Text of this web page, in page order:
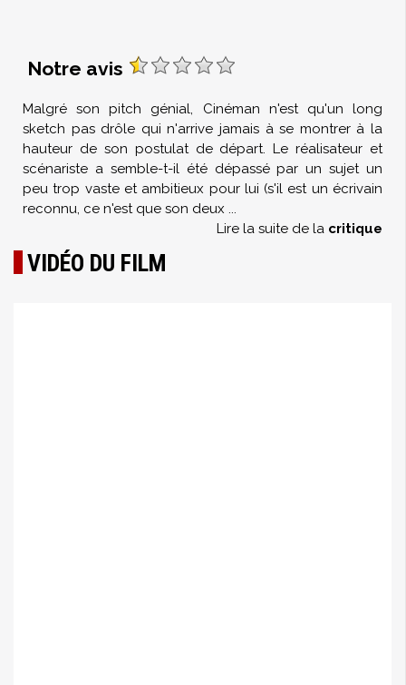
Notre avis
Malgré son pitch génial, Cinéman n'est qu'un long
sketch pas drôle qui n'arrive jamais à se montrer à la
hauteur de son postulat de départ. Le réalisateur et
scénariste a semble-t-il été dépassé par un sujet un
peu trop vaste et ambitieux pour lui (s'il est un écrivain
reconnu, ce n'est que son deux ...
Lire la suite de la critique
VIDÉO DU FILM